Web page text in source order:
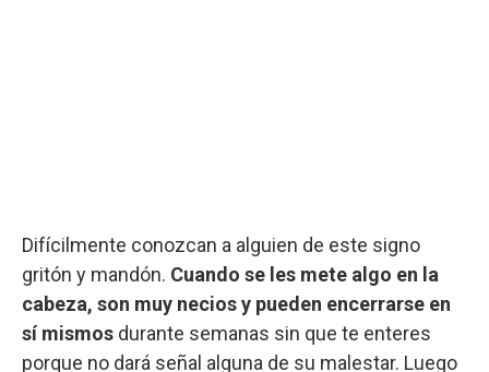
Difícilmente conozcan a alguien de este signo
gritón y mandón. Cuando se les mete algo en la
cabeza, son muy necios y pueden encerrarse en
sí mismos durante semanas sin que te enteres
porque no dará señal alguna de su malestar. Luego